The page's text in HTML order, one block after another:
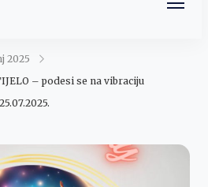
2025
– podesi se na vibraciju